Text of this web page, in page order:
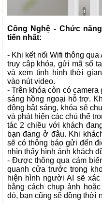
Công Nghệ - Chức
tiến nhất:
- Khi kết nối Wifi thông
truy cập khóa, gửi mã số
và xem tình hình thời
vào nút video.
- Trên khóa còn có camera
sáng hồng ngoại hỗ trợ.
động bật sáng, khóa sẽ
và phát hiện các chủ thể
tác 2 chiều với khách
bạn đang ở đâu. Khi
sẽ có thông báo gửi đến
nhìn thấy hình ảnh khách
- Được thông qua cảm
quanh cửa trước trong
hiện hình người AI sẽ
bằng cách chụp ảnh
đó, bạn cũng sẽ đồng thời